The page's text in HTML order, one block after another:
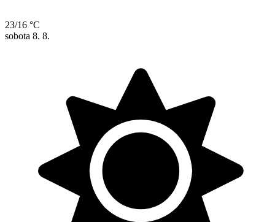
23/16 °C
sobota 8. 8.